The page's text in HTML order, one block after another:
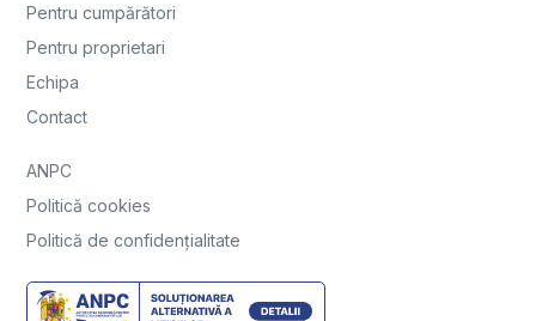
Pentru cumpărători
Pentru proprietari
Echipa
Contact
ANPC
Politică cookies
Politică de confidențialitate